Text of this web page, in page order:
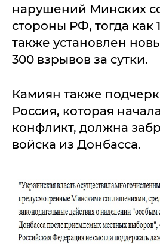
нарушений Минских
стороны РФ, тогда как
также установлен
300 взрывов за сутки.
Камиян также
Россия, которая
конфликт, должна
войска из Донбасса.